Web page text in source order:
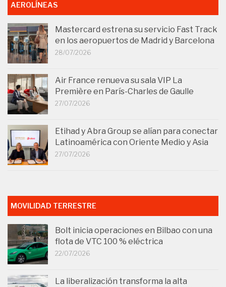
AEROLÍNEAS
Mastercard estrena su servicio Fast Track
en los aeropuertos de Madrid y Barcelona
28/07/2026
Air France renueva su sala VIP La
Première en París-Charles de Gaulle
27/07/2026
Etihad y Abra Group se alían para conectar
Latinoamérica con Oriente Medio y Asia
27/07/2026
MOVILIDAD TERRESTRE
Bolt inicia operaciones en Bilbao con una
flota de VTC 100 % eléctrica
22/07/2026
La liberalización transforma la alta